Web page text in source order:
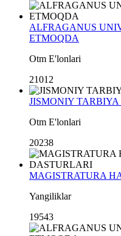
ALFRAGANUS
ETMOQDA
Otm E'lonlari
21012
JISMONIY
Otm E'lonlari
20238
MAGISTRATURA
Yangiliklar
19543